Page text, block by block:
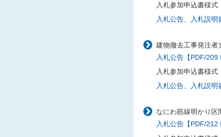
入札参加申込書様式
入札公告、入札説明
建物撤去工事発注者
入札公告【PDF/209
入札参加申込書様式
入札公告、入札説明
なにわ筋線明かり区
入札公告【PDF/212